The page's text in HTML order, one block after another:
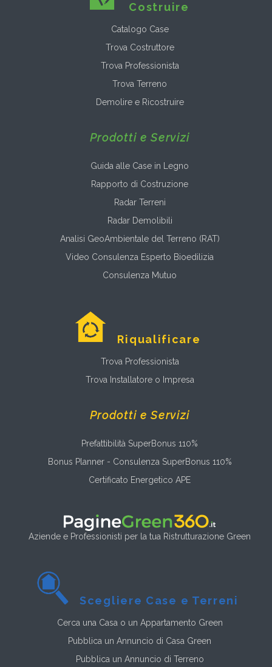
Costruire
Catalogo Case
Trova Costruttore
Trova Professionista
Trova Terreno
Demolire e Ricostruire
Prodotti e Servizi
Guida alle Case in Legno
Rapporto di Costruzione
Radar Terreni
Radar Demolibili
Analisi GeoAmbientale del Terreno (RAT)
Video Consulenza Esperto Bioedilizia
Consulenza Mutuo
Riqualificare
Trova Professionista
Trova Installatore o Impresa
Prodotti e Servizi
Prefattibilità SuperBonus 110%
Bonus Planner - Consulenza SuperBonus 110%
Certificato Energetico APE
Aziende e Professionisti per la tua Ristrutturazione Green
Scegliere Case e Terreni
Cerca una Casa o un Appartamento Green
Pubblica un Annuncio di Casa Green
Pubblica un Annuncio di Terreno